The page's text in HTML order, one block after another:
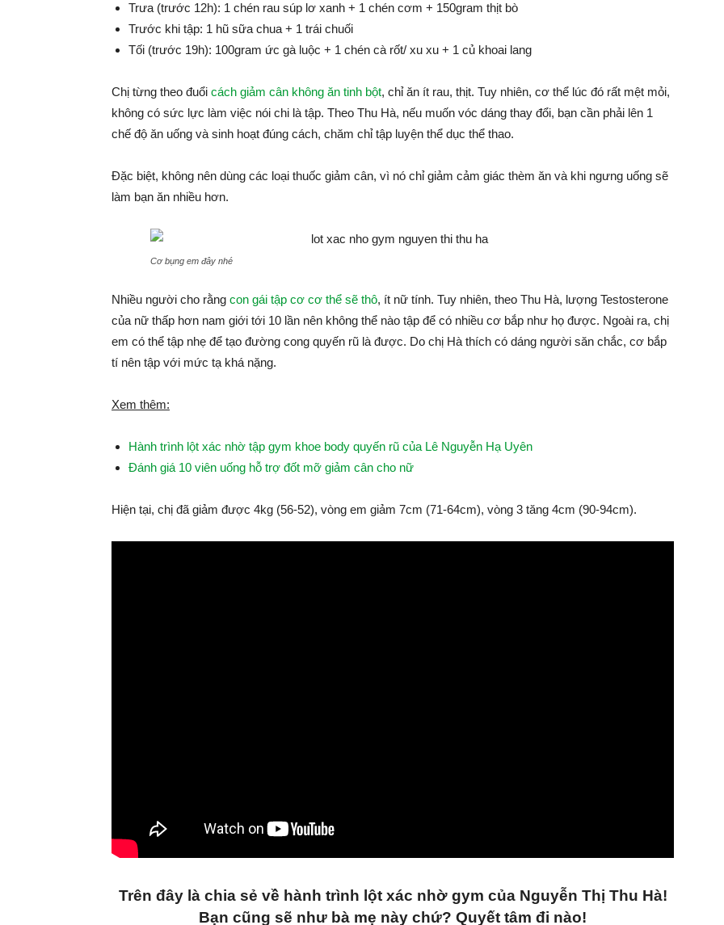
Trưa (trước 12h): 1 chén rau súp lơ xanh + 1 chén cơm + 150gram thịt bò
Trước khi tập: 1 hũ sữa chua + 1 trái chuối
Tối (trước 19h): 100gram ức gà luộc + 1 chén cà rốt/ xu xu + 1 củ khoai lang
Chị từng theo đuổi cách giảm cân không ăn tinh bột, chỉ ăn ít rau, thịt. Tuy nhiên, cơ thể lúc đó rất mệt mỏi,
không có sức lực làm việc nói chi là tập. Theo Thu Hà, nếu muốn vóc dáng thay đổi, bạn cần phải lên 1
chế độ ăn uống và sinh hoạt đúng cách, chăm chỉ tập luyện thể dục thể thao.
Đặc biệt, không nên dùng các loại thuốc giảm cân, vì nó chỉ giảm cảm giác thèm ăn và khi ngưng uống sẽ
làm bạn ăn nhiều hơn.
Cơ bụng em đây nhé
Nhiều người cho rằng con gái tập cơ cơ thể sẽ thô, ít nữ tính. Tuy nhiên, theo Thu Hà, lượng Testosterone
của nữ thấp hơn nam giới tới 10 lần nên không thể nào tập để có nhiều cơ bắp như họ được. Ngoài ra, chị
em có thể tập nhẹ để tạo đường cong quyến rũ là được. Do chị Hà thích có dáng người săn chắc, cơ bắp
tí nên tập với mức tạ khá nặng.
Xem thêm:
Hành trình lột xác nhờ tập gym khoe body quyến rũ của Lê Nguyễn Hạ Uyên
Đánh giá 10 viên uống hỗ trợ đốt mỡ giảm cân cho nữ
Hiện tại, chị đã giảm được 4kg (56-52), vòng em giảm 7cm (71-64cm), vòng 3 tăng 4cm (90-94cm).
Trên đây là chia sẻ về hành trình lột xác nhờ gym của Nguyễn Thị Thu Hà!
Bạn cũng sẽ như bà mẹ này chứ? Quyết tâm đi nào!